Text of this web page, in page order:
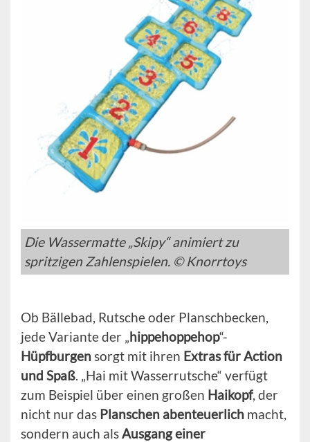
Die Wassermatte „Skipy“ animiert zu
spritzigen Zahlenspielen. © Knorrtoys
Ob Bällebad, Rutsche oder Planschbecken,
jede Variante der „hippehoppehop“-
Hüpfburgensorgt mit ihren Extras für Action
und Spaß. „Hai mit Wasserrutsche“ verfügt
zum Beispiel über einen großen Haikopf, der
nicht nur das Planschen abenteuerlich macht,
sondern auch alsAusgang einer